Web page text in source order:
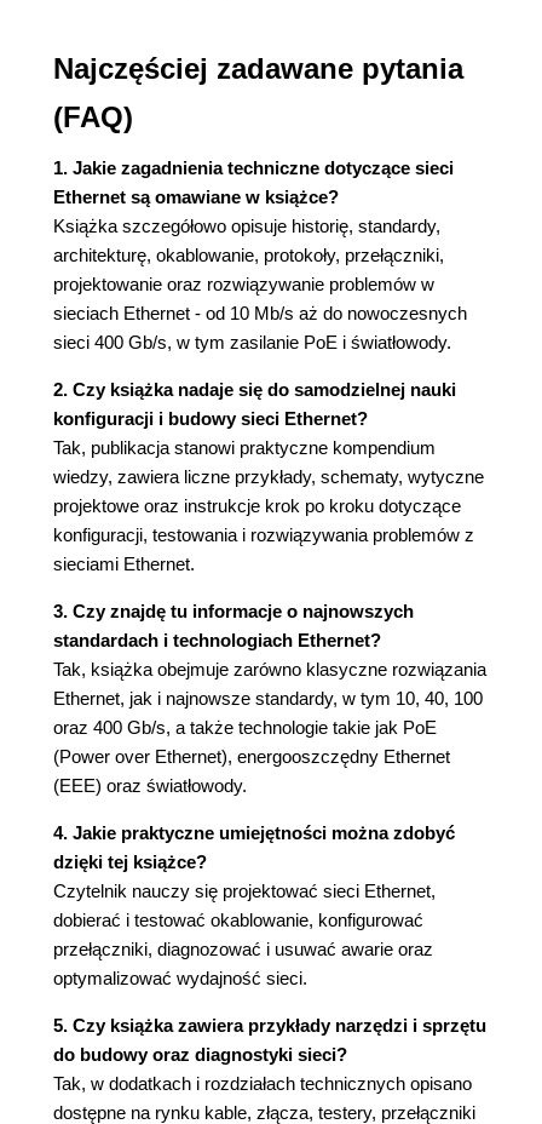
Systemy nośników 1000 Mb/s (42)
Systemy nośników 10 Gb/s (43)
Systemy nośników 40 Gb/s (43)
Systemy nośników 100 Gb/s (43)
3. System Ethernet (45)
Cztery podstawowe elementy systemu Ethernet
(45)
Ramka Ethernet (46)
Protokół Media Access Control (47)
Sprzęt (50)
Protokoły sieciowe a Ethernet (53)
Dostarczanie Best-Effort (53)
Konstrukcja protokołów sieciowych (54)
Enkapsulacja protokołów (54)
Protokół internetowy a adresy Ethernet (55)
Co dalej? (57)
4. Ramka sieci Ethernet i tryb pełnego dupleksu
(59)
Ramka Ethernet (60)
Preambuła (60)
Adres docelowy (62)
Adres źródłowy (63)
Znacznik Q (64)
Prefiks i sufiks koperty (64)
Pole danych (67)
Pole FCS (67)
Wykrywanie końca ramki (68)
Protokół dostępu do nośnika w trybie pełnego
dupleksu (68)
Działanie w trybie pełnego dupleksu (69)
Efekty działania w trybie pełnego dupleksu
(70)
Konfigurowanie działania w trybie pełnego
dupleksu (70)
Najczęściej zadawane pytania
(FAQ)
1. Jakie zagadnienia techniczne dotyczące sieci
Ethernet są omawiane w książce?
Książka szczegółowo opisuje historię, standardy,
architekturę, okablowanie, protokoły, przełączniki,
projektowanie oraz rozwiązywanie problemów w
sieciach Ethernet - od 10 Mb/s aż do nowoczesnych
sieci 400 Gb/s, w tym zasilanie PoE i światłowody.
2. Czy książka nadaje się do samodzielnej nauki
konfiguracji i budowy sieci Ethernet?
Tak, publikacja stanowi praktyczne kompendium
wiedzy, zawiera liczne przykłady, schematy, wytyczne
projektowe oraz instrukcje krok po kroku dotyczące
konfiguracji, testowania i rozwiązywania problemów z
sieciami Ethernet.
3. Czy znajdę tu informacje o najnowszych
standardach i technologiach Ethernet?
Tak, książka obejmuje zarówno klasyczne rozwiązania
Ethernet, jak i najnowsze standardy, w tym 10, 40, 100
oraz 400 Gb/s, a także technologie takie jak PoE
(Power over Ethernet), energooszczędny Ethernet
(EEE) oraz światłowody.
4. Jakie praktyczne umiejętności można zdobyć
dzięki tej książce?
Czytelnik nauczy się projektować sieci Ethernet,
dobierać i testować okablowanie, konfigurować
przełączniki, diagnozować i usuwać awarie oraz
optymalizować wydajność sieci.
5. Czy książka zawiera przykłady narzędzi i sprzętu
do budowy oraz diagnostyki sieci?
Tak, w dodatkach i rozdziałach technicznych opisano
dostępne na rynku kable, złącza, testery, przełączniki